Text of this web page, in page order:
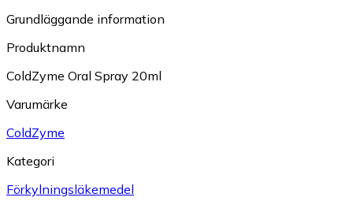
Grundläggande information
Produktnamn
ColdZyme Oral Spray 20ml
Varumärke
ColdZyme
Kategori
Förkylningsläkemedel